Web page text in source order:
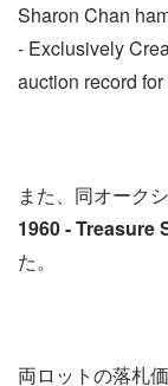
Sharon Chan
- Exclusively
auction record
また、同オーク
1960 - Treasure
た。
両ロットの落札